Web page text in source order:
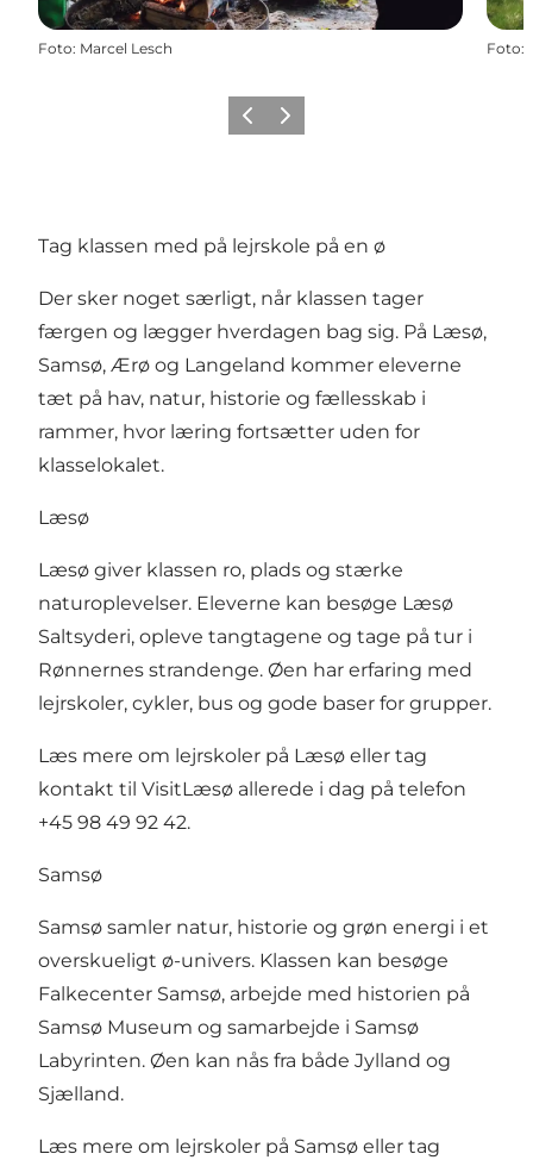
Foto: Marcel Lesch Foto:
ForrigeNæste
Tag klassen med på lejrskole på en ø
Der sker noget særligt, når klassen tager
færgen og lægger hverdagen bag sig. På Læsø,
Samsø, Ærø og Langeland kommer eleverne
tæt på hav, natur, historie og fællesskab i
rammer, hvor læring fortsætter uden for
klasselokalet.
Læsø
Læsø giver klassen ro, plads og stærke
naturoplevelser. Eleverne kan besøge Læsø
Saltsyderi, opleve tangtagene og tage på tur i
Rønnernes strandenge. Øen har erfaring med
lejrskoler, cykler, bus og gode baser for grupper.
Læs mere om lejrskoler på Læsø eller tag
kontakt til VisitLæsø allerede i dag på telefon
+45 98 49 92 42.
Samsø
Samsø samler natur, historie og grøn energi i et
overskueligt ø-univers. Klassen kan besøge
Falkecenter Samsø, arbejde med historien på
Samsø Museum og samarbejde i Samsø
Labyrinten. Øen kan nås fra både Jylland og
Sjælland.
Læs mere om lejrskoler på Samsø eller tag